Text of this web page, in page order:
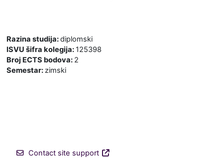
Razina studija:diplomski
ISVU šifra kolegija: 125398
Broj ECTS bodova: 2
Semestar:zimski
Contact site support